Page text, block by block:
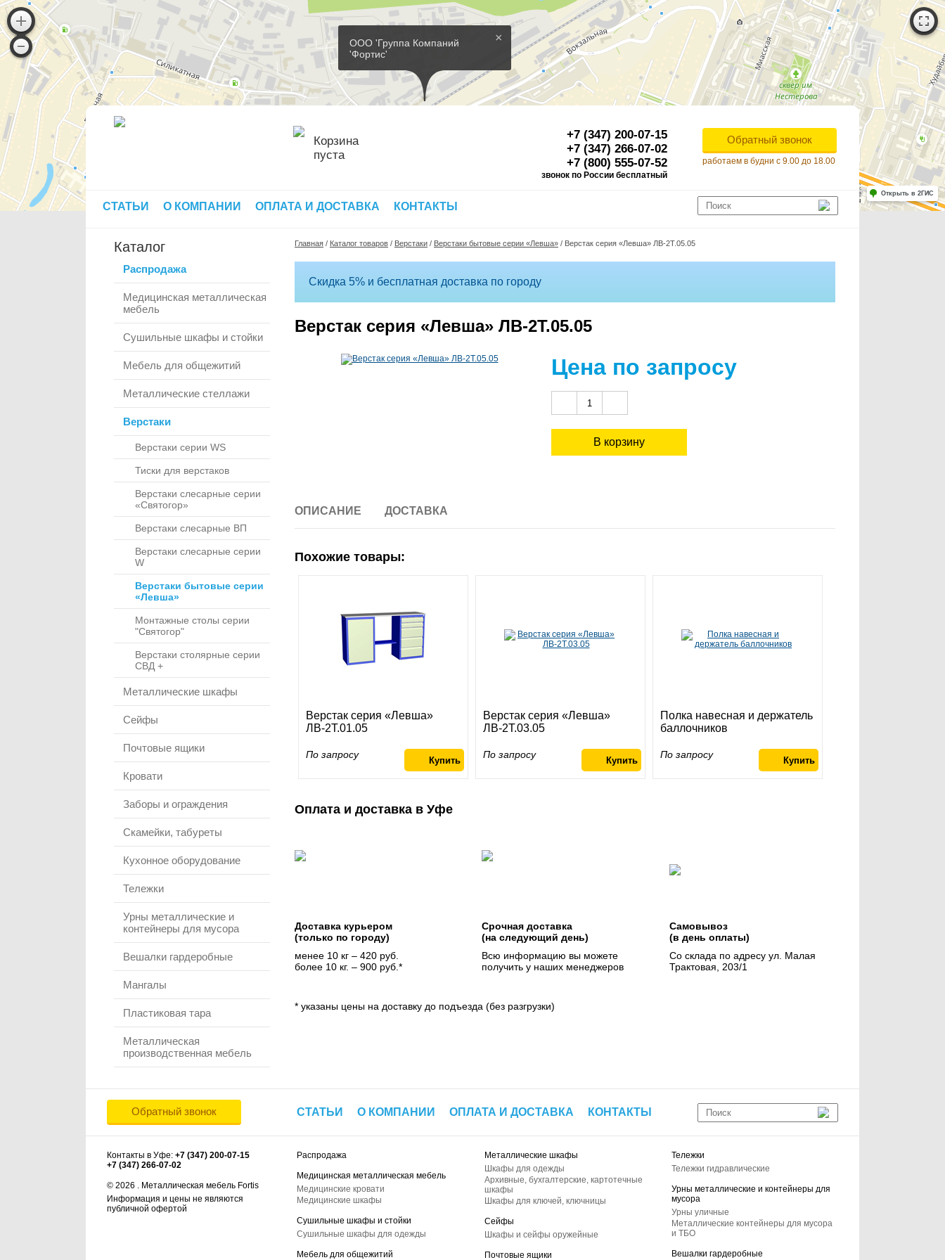
×
ООО 'Группа Компаний
'Фортис'
Работает на API 2ГИС
Лицензионное соглашение
Для корректной работы Raster JS API нужен ключ. Помощь: api@2gis.ru
Открыть в 2ГИС
Корзина
пуста
+7 (347) 200-07-15
+7 (347) 266-07-02
+7 (800) 555-07-52
звонок по России бесплатный
Обратный звонок
работаем в будни с 9.00 до 18.00
СТАТЬИ О КОМПАНИИ ОПЛАТА И ДОСТАВКА КОНТАКТЫ
Каталог
Распродажа
Медицинская металлическая
мебель
Сушильные шкафы и стойки
Мебель для общежитий
Металлические стеллажи
Верстаки
Верстаки серии WS
Тиски для верстаков
Верстаки слесарные серии
«Святогор»
Верстаки слесарные ВП
Верстаки слесарные серии
W
Верстаки бытовые серии
«Левша»
Монтажные столы серии
"Святогор"
Верстаки столярные серии
СВД +
Металлические шкафы
Сейфы
Почтовые ящики
Кровати
Заборы и ограждения
Скамейки, табуреты
Кухонное оборудование
Тележки
Урны металлические и
контейнеры для мусора
Вешалки гардеробные
Мангалы
Пластиковая тара
Металлическая
производственная мебель
Главная / Каталог товаров / Верстаки / Верстаки бытовые серии «Левша» / Верстак серия «Левша» ЛВ-2Т.05.05
Скидка 5% и бесплатная доставка по городу
Верстак серия «Левша» ЛВ-2Т.05.05
Цена по запросу
ОПИСАНИЕ ДОСТАВКА
Похожие товары:
Верстак серия «Левша»
ЛВ-2Т.01.05
По запросу
Верстак серия «Левша»
ЛВ-2Т.03.05
По запросу
Полка навесная и держатель
баллочников
По запросу
Оплата и доставка в Уфе
Доставка курьером
(только по городу)
менее 10 кг – 420 руб.
более 10 кг. – 900 руб.*
Срочная доставка
(на следующий день)
Всю информацию вы можете
получить у наших менеджеров
Самовывоз
(в день оплаты)
Со склада по адресу ул. Малая
Трактовая, 203/1
* указаны цены на доставку до подъезда (без разгрузки)
Обратный звонок СТАТЬИ О КОМПАНИИ ОПЛАТА И ДОСТАВКА КОНТАКТЫ
Контакты в Уфе: +7 (347) 200-07-15
+7 (347) 266-07-02
© 2026 . Металлическая мебель Fortis
Информация и цены не являются
публичной офертой
Распродажа
Медицинская металлическая мебель
Медицинские кровати
Медицинские шкафы
Сушильные шкафы и стойки
Сушильные шкафы для одежды
Мебель для общежитий
Металлические шкафы
Шкафы для одежды
Архивные, бухгалтерские, картотечные
шкафы
Шкафы для ключей, ключницы
Сейфы
Шкафы и сейфы оружейные
Почтовые ящики
Тележки
Тележки гидравлические
Урны металлические и контейнеры для
мусора
Урны уличные
Металлические контейнеры для мусора
и ТБО
Вешалки гардеробные